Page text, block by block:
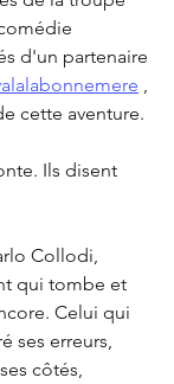
d'un partenaire
cette aventure.
Ils disent
Collodi,
qui tombe et
Celui qui
ses erreurs,
côtés,